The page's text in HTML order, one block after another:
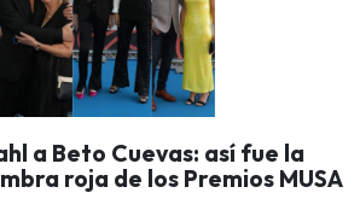
a Beto Cuevas: así fue la
roja de los Premios MUSA